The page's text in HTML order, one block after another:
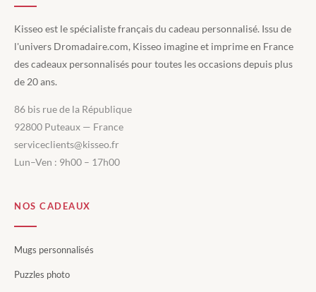
Kisseo est le spécialiste français du cadeau personnalisé. Issu de
l'univers Dromadaire.com, Kisseo imagine et imprime en France
des cadeaux personnalisés pour toutes les occasions depuis plus
de 20 ans.
86 bis rue de la République
92800 Puteaux — France
serviceclients@kisseo.fr
Lun–Ven : 9h00 – 17h00
NOS CADEAUX
Mugs personnalisés
Puzzles photo